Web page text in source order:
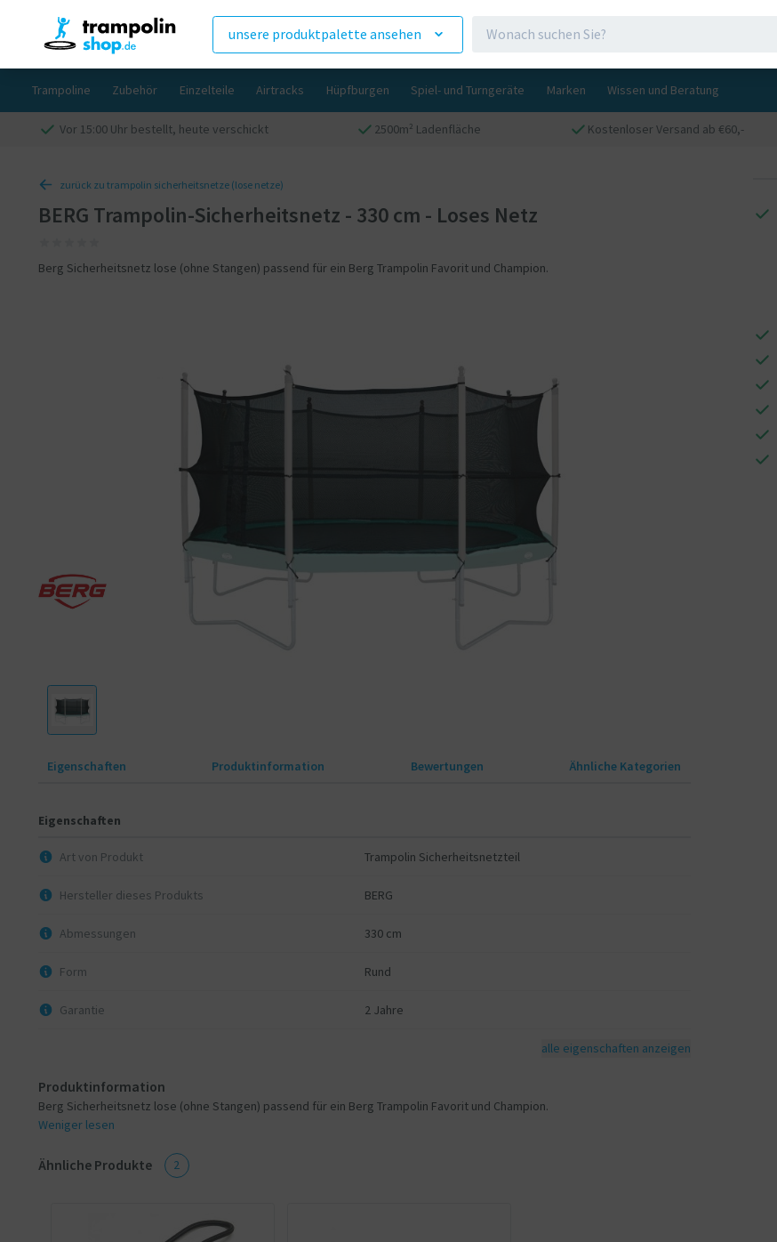
unsere produktpalette ansehen
Trampoline Zubehör Einzelteile Airtracks Hüpfburgen Spiel- und Turngeräte Marken Wissen und Beratung
Vor 15:00 Uhr bestellt, heute verschickt 2500m² Ladenfläche Kostenloser Versand ab €60,-
zurück zu trampolin sicherheitsnetze (lose netze)
BERG Trampolin-Sicherheitsnetz - 330 cm - Loses Netz
Berg Sicherheitsnetz lose (ohne Stangen) passend für ein Berg Trampolin Favorit und Champion.
Eigenschaften Produktinformation Bewertungen Ähnliche Kategorien
Eigenschaften
Art von Produkt Trampolin Sicherheitsnetzteil
Hersteller dieses Produkts BERG
Abmessungen 330 cm
Form Rund
Garantie 2 Jahre
alle eigenschaften anzeigen
Produktinformation
Berg Sicherheitsnetz lose (ohne Stangen) passend für ein Berg Trampolin Favorit und Champion.
Weniger lesen
Ähnliche Produkte 2